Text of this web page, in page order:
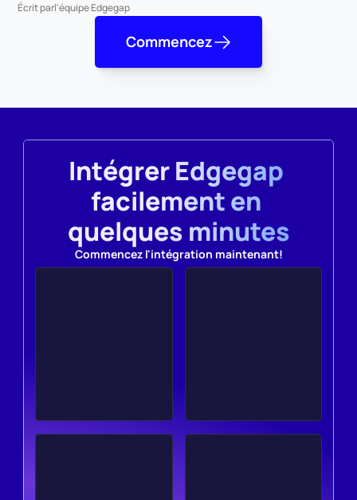
Écrit parl'équipe Edgegap
Commencez
Intégrer Edgegap
facilement en
quelques minutes
Commencez l'intégration maintenant!